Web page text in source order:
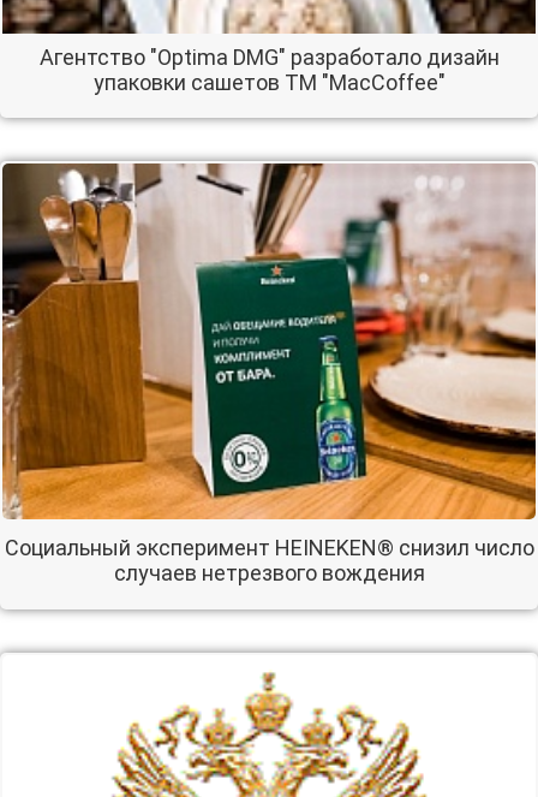
Агентство "Optima DMG" разработало дизайн
упаковки сашетов ТМ "MacCoffee"
Социальный эксперимент HEINEKEN® снизил число
случаев нетрезвого вождения